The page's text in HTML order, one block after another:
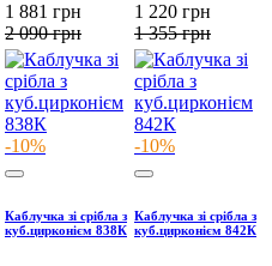
1 881 грн
2 090грн
1 220 грн
1 355грн
-10%
Каблучка зі срібла з
куб.цирконієм 838К
-10%
Каблучка зі срібла з
куб.цирконієм 842К